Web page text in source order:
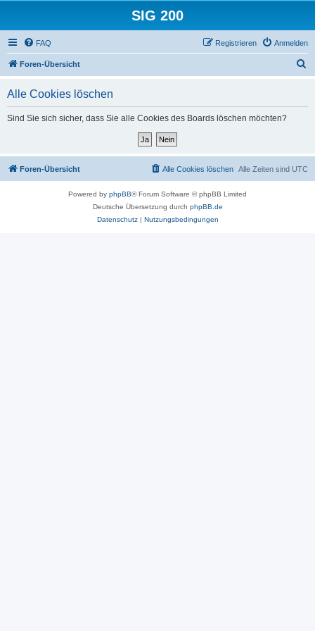
SIG 200
FAQ Anmelden
Registrieren
Foren-Übersicht
Alle Cookies löschen
Sind Sie sich sicher, dass Sie alle Cookies des Boards löschen möchten?
Foren-Übersicht Alle Zeiten sind UTC
Alle Cookies löschen
Powered by phpBB® Forum Software © phpBB Limited
Deutsche Übersetzung durch phpBB.de
Datenschutz| Nutzungsbedingungen